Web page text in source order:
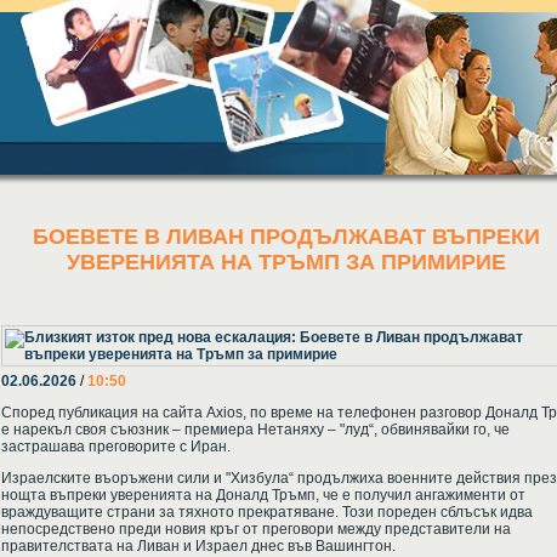
БОЕВЕТЕ В ЛИВАН ПРОДЪЛЖАВАТ ВЪПРЕКИ
УВЕРЕНИЯТА НА ТРЪМП ЗА ПРИМИРИЕ
02.06.2026 /10:50
Според публикация на сайта Axios, по време на телефонен разговор Доналд
е нарекъл своя съюзник – премиера Нетаняху – "луд“, обвинявайки го, че
застрашава преговорите с Иран.
Израелските въоръжени сили и "Хизбула“ продължиха военните действия през
нощта въпреки уверенията на Доналд Тръмп, че е получил ангажименти от
враждуващите страни за тяхното прекратяване. Този пореден сблъсък идва
непосредствено преди новия кръг от преговори между представители на
правителствата на Ливан и Израел днес във Вашингтон.